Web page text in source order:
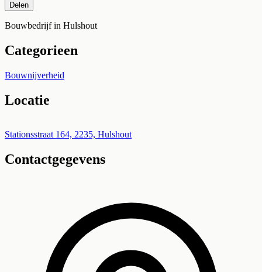
Delen
Bouwbedrijf in Hulshout
Categorieen
Bouwnijverheid
Locatie
+
−
Stationsstraat 164, 2235, Hulshout
Contactgegevens